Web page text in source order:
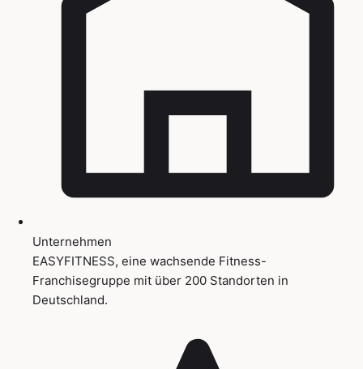
Unternehmen
EASYFITNESS, eine wachsende Fitness-
Franchisegruppe mit über 200 Standorten in
Deutschland.